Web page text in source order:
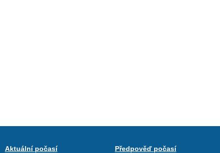
Aktuální počasí
Předpověď počasí